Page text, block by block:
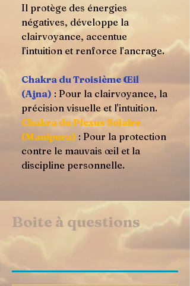
Il protège des énergies
négatives, développe la
clairvoyance, accentue
l’intuition et renforce l’ancrage.
Chakra du Troisième Œil
(Ajna) : Pour la clairvoyance, la
précision visuelle et l'intuition.
Chakra du Plexus Solaire
(Manipura) : Pour la protection
contre le mauvais œil et la
discipline personnelle.
Boite à questions